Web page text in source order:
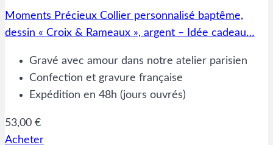
Moments Précieux Collier personnalisé baptême,
dessin « Croix & Rameaux », argent – Idée cadeau…
Gravé avec amour dans notre atelier parisien
Confection et gravure française
Expédition en 48h (jours ouvrés)
53,00 €
Acheter